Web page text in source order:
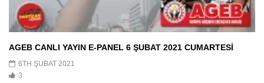
AGEB CANLI YAYIN E-PANEL 6 ŞUBAT 2021 CUMARTESİ
6TH ŞUBAT 2021
3